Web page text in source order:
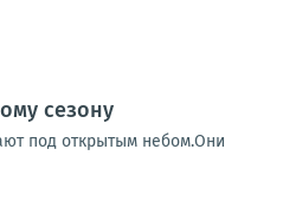
сезону
под открытым небом.Они